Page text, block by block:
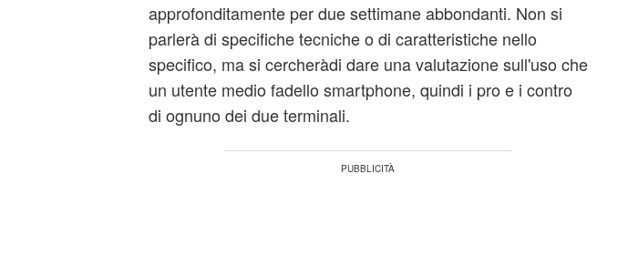
approfonditamente per due settimane abbondanti. Non si
parlerà di specifiche tecniche o di caratteristiche nello
specifico, ma si cercheràdi dare una valutazione sull'uso che
un utente medio fadello smartphone, quindi i pro e i contro
di ognuno dei due terminali.